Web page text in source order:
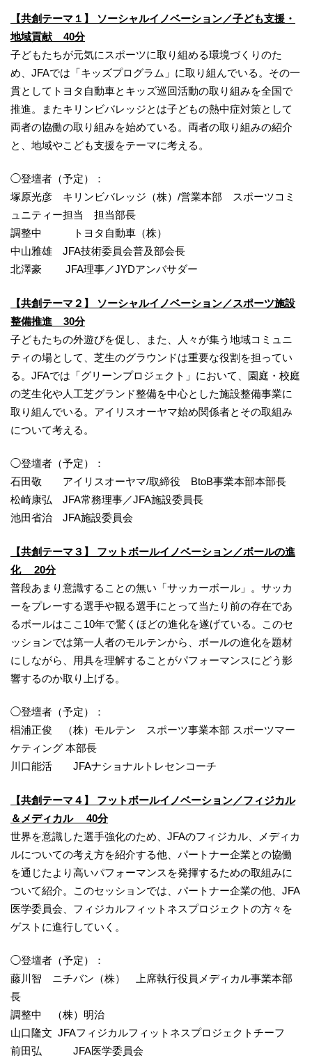
【共創テーマ１】 ソーシャルイノベーション／子ども支援・
地域貢献 40分
子どもたちが元気にスポーツに取り組める環境づくりのた
め、JFAでは「キッズプログラム」に取り組んでいる。その一
貫としてトヨタ自動車とキッズ巡回活動の取り組みを全国で
推進。またキリンビバレッジとは子どもの熱中症対策として
両者の協働の取り組みを始めている。両者の取り組みの紹介
と、地域やこども支援をテーマに考える。
◯登壇者（予定）：
塚原光彦 キリンビバレッジ（株）/営業本部 スポーツコミ
ュニティー担当 担当部長
調整中 トヨタ自動車（株）
中山雅雄 JFA技術委員会普及部会長
北澤豪 JFA理事／JYDアンバサダー
【共創テーマ２】 ソーシャルイノベーション／スポーツ施設
整備推進 30分
子どもたちの外遊びを促し、また、人々が集う地域コミュニ
ティの場として、芝生のグラウンドは重要な役割を担ってい
る。JFAでは「グリーンプロジェクト」において、園庭・校庭
の芝生化や人工芝グランド整備を中心とした施設整備事業に
取り組んでいる。アイリスオーヤマ始め関係者とその取組み
について考える。
◯登壇者（予定）：
石田敬 アイリスオーヤマ/取締役 BtoB事業本部本部長
松崎康弘 JFA常務理事／JFA施設委員長
池田省治 JFA施設委員会
【共創テーマ３】 フットボールイノベーション／ボールの進
化 20分
普段あまり意識することの無い「サッカーボール」。サッカ
ーをプレーする選手や観る選手にとって当たり前の存在であ
るボールはここ10年で驚くほどの進化を遂げている。このセ
ッションでは第一人者のモルテンから、ボールの進化を題材
にしながら、用具を理解することがパフォーマンスにどう影
響するのか取り上げる。
◯登壇者（予定）：
椙浦正俊 （株）モルテン スポーツ事業本部 スポーツマー
ケティング 本部長
川口能活 JFAナショナルトレセンコーチ
【共創テーマ４】 フットボールイノベーション／フィジカル
＆メディカル 40分
世界を意識した選手強化のため、JFAのフィジカル、メディカ
ルについての考え方を紹介する他、パートナー企業との協働
を通じたより高いパフォーマンスを発揮するための取組みに
ついて紹介。このセッションでは、パートナー企業の他、JFA
医学委員会、フィジカルフィットネスプロジェクトの方々を
ゲストに進行していく。
◯登壇者（予定）：
藤川智 ニチバン（株） 上席執行役員メディカル事業本部
長
調整中 （株）明治
山口隆文 JFAフィジカルフィットネスプロジェクトチーフ
前田弘 JFA医学委員会